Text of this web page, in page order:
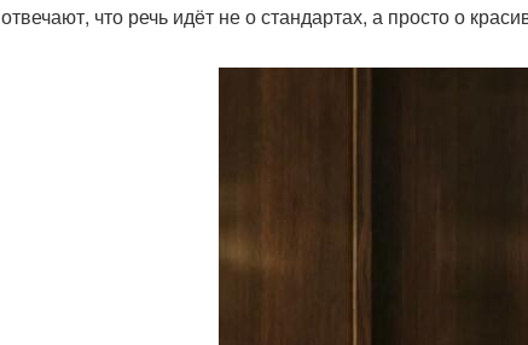
отвечают, что речь идёт не о стандартах, а просто о